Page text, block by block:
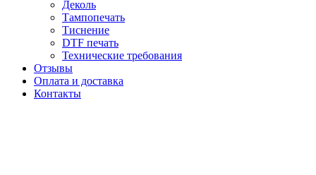
Деколь
Тампопечать
Тиснение
DTF печать
Технические требования
Отзывы
Оплата и доставка
Контакты